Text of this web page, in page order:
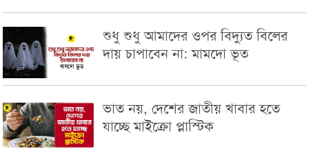
শুধু শুধু আমাদের ওপর বিদ্যুত বিলের
দায় চাপাবেন না: মামদো ভূত
ভাত নয়, দেশের জাতীয় খাবার হতে
যাচ্ছে মাইক্রো প্লাস্টিক